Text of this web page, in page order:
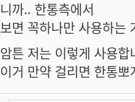
니까.. 한통측에서
보면 꼭하나만 사용하는
암튼 저는 이렇게 사용합
이거 만약 걸리면 한통뽀